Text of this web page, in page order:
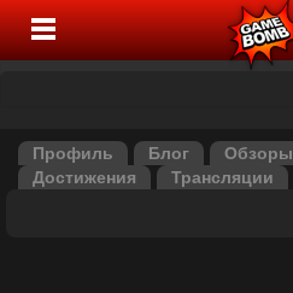
Профиль Блог Обзоры
Достижения
Трансляции